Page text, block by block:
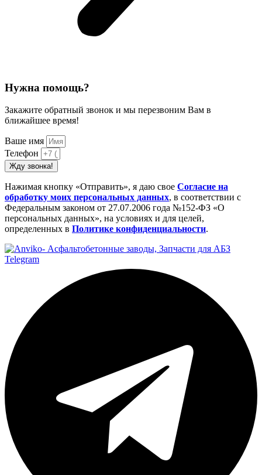
Нужна помощь?
Закажите обратный звонок и мы перезвоним Вам в
ближайшее время!
Ваше имя
Телефон
Жду звонка!
Нажимая кнопку «Отправить», я даю свое Cогласие на
обработку моих персональных данных, в соответствии с
Федеральным законом от 27.07.2006 года №152-ФЗ «О
персональных данных», на условиях и для целей,
определенных в Политике конфиденциальности.
Telegram